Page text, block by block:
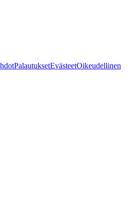
PalautuksetEvästeetOikeudellinen